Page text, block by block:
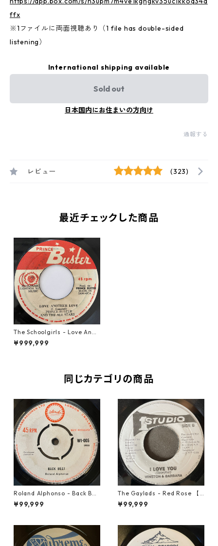
ffx
※1ファイルに両面視聴あり（1 file has double-sided
listening）
International shipping available
Sold out
日本国内にお住まいの方向け
通報する
レビュー (323)
最近チェックした商品
The Schoolgirls - Love Anot
her Love【7-20745】
¥999,999
同じカテゴリの商品
Roland Alphonso - Back Bea
t【7-21909】
¥99,999
The Gaylads - Red Rose 【7
-21853】
¥99,999